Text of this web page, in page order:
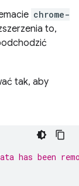
chrome-
to,
tak, aby
has been